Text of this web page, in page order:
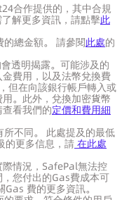
合作提供的，其中合規
解更多資訊，請點擊此
總金額。 請參閱此處的
透明揭露。可能涉及的
費用，以及法幣兌換費
但在向該銀行帳戶轉入或
。此外，兌換加密貨幣
看我們的定價和費用細
不同。 此處提及的最低
的更多信息，請 在此處
情況，SafePal無法控
您付出的Gas費成本可
費的更多資訊。